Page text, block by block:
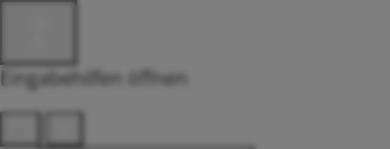
Eingabehilfen öffnen